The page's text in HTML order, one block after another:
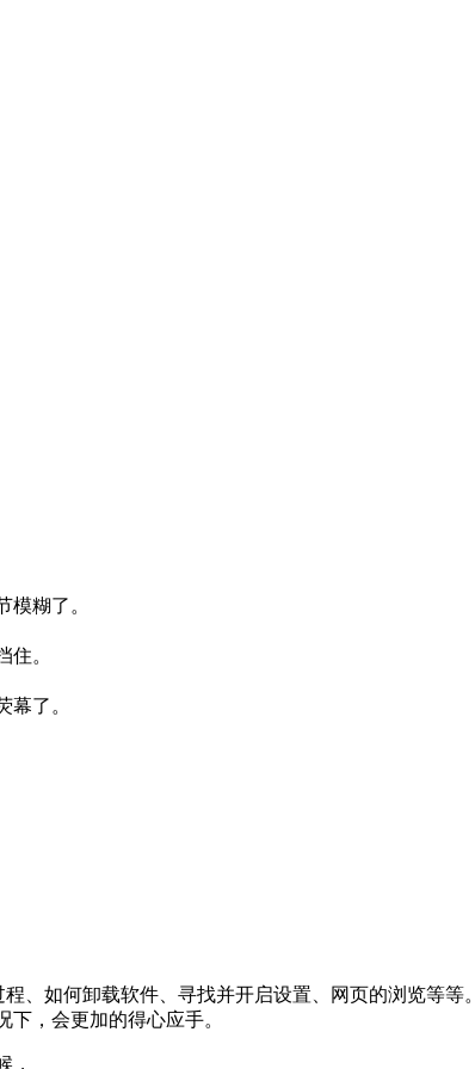
糊了。
。
了。
、如何卸载软件、寻找并开启设置、网页的浏览等等。
，会更加的得心应手。
，